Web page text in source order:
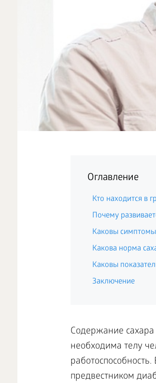
Оглавление
Кто находится в
Почему
Каковы симптомы
Какова норма
Каковы
Заключение
Содержание сахара
необходима телу
предвестником